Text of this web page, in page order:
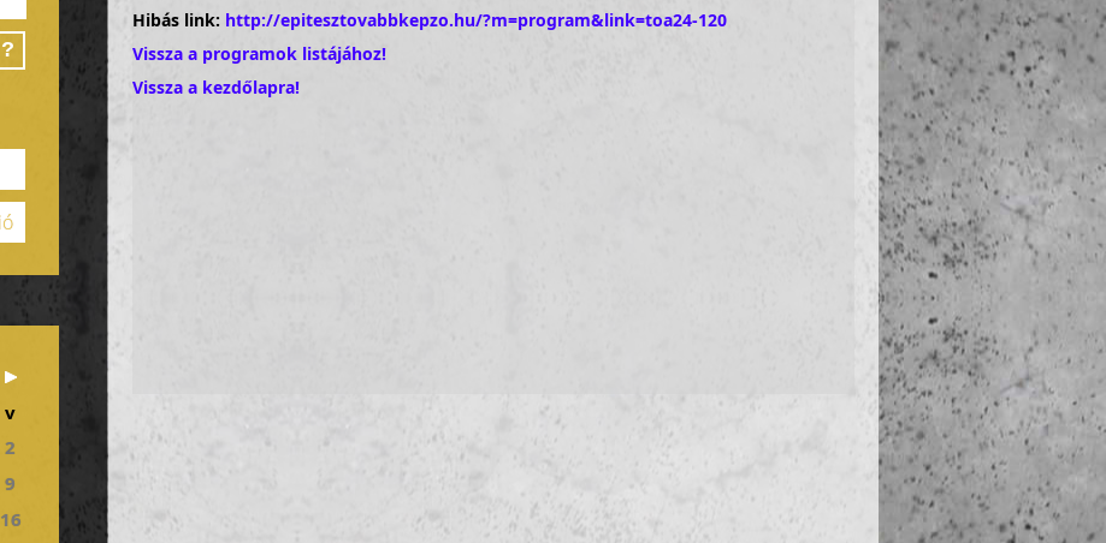
?
v
2
9
16
Hibás link: http://epitesztovabbkepzo.hu/?m=program&link=toa24-120
Vissza a programok listájához!
Vissza a kezdőlapra!